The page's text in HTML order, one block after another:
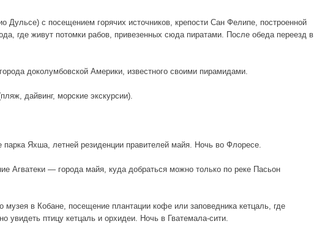
Дульсе) с посещением горячих источников, крепости Сан Фелипе, построенной
где живут потомки рабов, привезенных сюда пиратами. После обеда переезд в
доколумбовской Америки, известного своими пирамидами.
дайвинг, морские экскурсии).
Яхша, летней резиденции правителей майя. Ночь во Флоресе.
Агватеки — города майя, куда добраться можно только по реке Пасьон
музея в Кобане, посещение плантации кофе или заповедника кетцаль, где
увидеть птицу кетцаль и орхидеи. Ночь в Гватемала-сити.